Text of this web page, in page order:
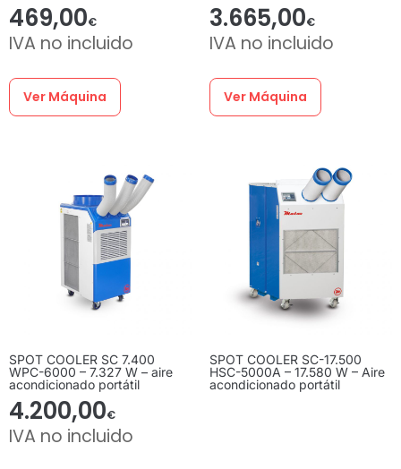
469,00€
IVA no incluido
Ver Máquina
3.665,00€
IVA no incluido
Ver Máquina
SPOT COOLER SC 7.400
WPC-6000 – 7.327 W – aire
acondicionado portátil
4.200,00€
IVA no incluido
SPOT COOLER SC-17.500
HSC-5000A – 17.580 W – Aire
acondicionado portátil